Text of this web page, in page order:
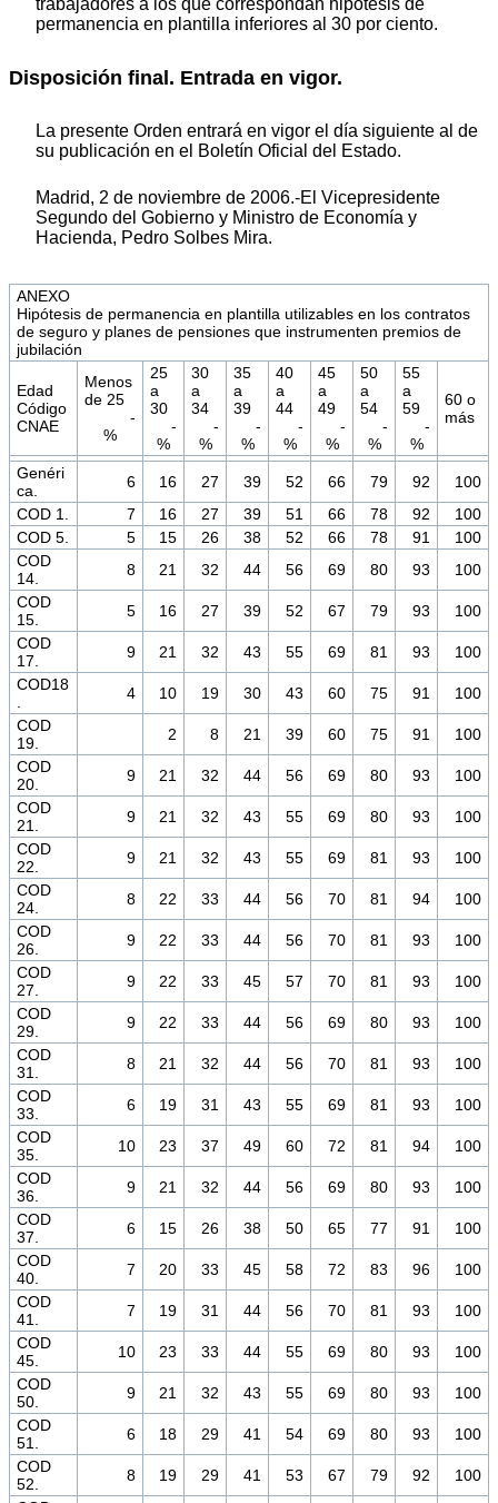
permanencia en plantilla inferiores al 30 por ciento.
Disposición final. Entrada en vigor.
La presente Orden entrará en vigor el día siguiente al de
su publicación en el Boletín Oficial del Estado.
Madrid, 2 de noviembre de 2006.-El Vicepresidente
Segundo del Gobierno y Ministro de Economía y
Hacienda, Pedro Solbes Mira.
ANEXO
Hipótesis de permanencia en plantilla utilizables en los contratos
de seguro y planes de pensiones que instrumenten premios de
jubilación
Edad
Código
CNAE
Menos
de 25
-
%
25
a
30
-
%
30
a
34
-
%
35
a
39
-
%
40
a
44
-
%
45
a
49
-
%
50
a
54
-
%
55
a
59
-
%
60 o
más
Genéri
ca.
6 16 27 39 52 66 79 92
100
COD 1.
7 16 27 39 51 66 78 92
100
COD 5.
5 15 26 38 52 66 78 91
100
COD
14.
8 21 32 44 56 69 80 93
100
COD
15.
5 16 27 39 52 67 79 93
100
COD
17.
9 21 32 43 55 69 81 93
100
COD18
4 10 19 30 43 60 75 91
100
COD
19.
2 8 21 39 60 75 91
100
COD
20.
9 21 32 44 56 69 80 93
100
COD
21.
9 21 32 43 55 69 80 93
100
COD
22.
9 21 32 43 55 69 81 93
100
COD
24.
8 22 33 44 56 70 81 94
100
COD
26.
9 22 33 44 56 70 81 93
100
COD
27.
9 22 33 45 57 70 81 93
100
COD
29.
9 22 33 44 56 69 80 93
100
COD
31.
8 21 32 44 56 70 81 93
100
COD
33.
6 19 31 43 55 69 81 93
100
COD
35.
10 23 37 49 60 72 81 94
100
COD
36.
9 21 32 44 56 69 80 93
100
COD
37.
6 15 26 38 50 65 77 91
100
COD
40.
7 20 33 45 58 72 83 96
100
COD
41.
7 19 31 44 56 70 81 93
100
COD
45.
10 23 33 44 55 69 80 93
100
COD
50.
9 21 32 43 55 69 80 93
100
COD
51.
6 18 29 41 54 69 80 93
100
COD
52.
8 19 29 41 53 67 79 92
100